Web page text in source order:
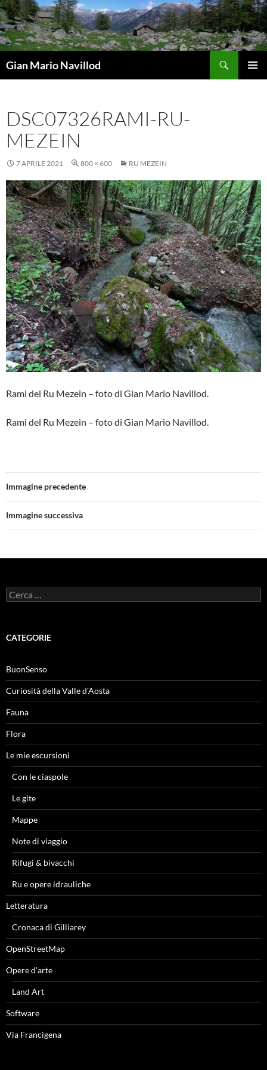
Vai
al
contenuto
Gian Mario Navillod
DSC07326RAMI-RU-
MEZEIN
7 APRILE 2021 800 × 600 RU MEZEIN
Rami del Ru Mezein – foto di Gian Mario Navillod.
Rami del Ru Mezein – foto di Gian Mario Navillod.
Immagine precedente
Immagine successiva
Ricerca
per:
CATEGORIE
BuonSenso
Curiosità della Valle d'Aosta
Fauna
Flora
Le mie escursioni
Con le ciaspole
Le gite
Mappe
Note di viaggio
Rifugi & bivacchi
Ru e opere idrauliche
Letteratura
Cronaca di Gilliarey
OpenStreetMap
Opere d'arte
Land Art
Software
Via Francigena